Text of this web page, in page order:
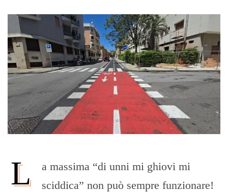
L
a massima “di unni mi ghiovi mi
sciddica” non può sempre funzionare!